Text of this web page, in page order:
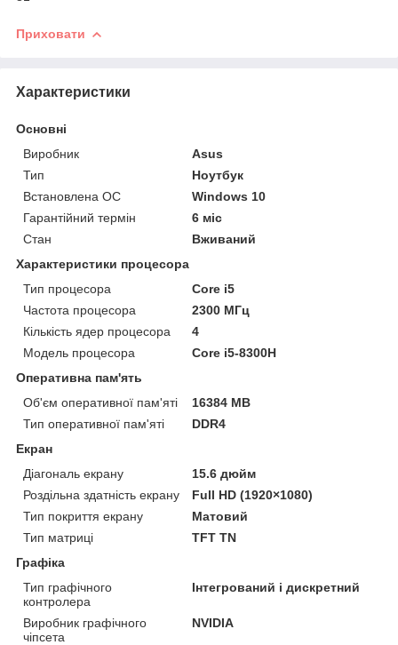
Приховати
Характеристики
Основні
Виробник
Asus
Тип
Ноутбук
Встановлена ОС
Windows 10
Гарантійний термін
6 міс
Стан
Вживаний
Характеристики процесора
Тип процесора
Core i5
Частота процесора
2300 МГц
Кількість ядер процесора
4
Модель процесора
Core i5-8300H
Оперативна пам'ять
Об'єм оперативної пам'яті
16384 MB
Тип оперативної пам'яті
DDR4
Екран
Діагональ екрану
15.6 дюйм
Роздільна здатність екрану
Full HD (1920×1080)
Тип покриття екрану
Матовий
Тип матриці
TFT TN
Графіка
Тип графічного
контролера
Інтегрований і дискретний
Виробник графічного
чіпсета
NVIDIA